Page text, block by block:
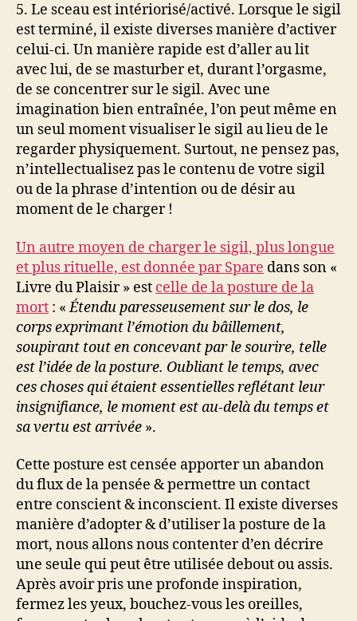
5. Le sceau est intériorisé/activé. Lorsque le sigil
est terminé, il existe diverses manière d’activer
celui-ci. Un manière rapide est d’aller au lit
avec lui, de se masturber et, durant l’orgasme,
de se concentrer sur le sigil. Avec une
imagination bien entraînée, l’on peut même en
un seul moment visualiser le sigil au lieu de le
regarder physiquement. Surtout, ne pensez pas,
n’intellectualisez pas le contenu de votre sigil
ou de la phrase d’intention ou de désir au
moment de le charger !
Un autre moyen de charger le sigil, plus longue
et plus rituelle, est donnée par Spare dans son «
Livre du Plaisir » est celle de la posture de la
mort : «Étendu paresseusement sur le dos, le
corps exprimant l’émotion du bâillement,
soupirant tout en concevant par le sourire, telle
est l’idée de la posture. Oubliant le temps, avec
ces choses qui étaient essentielles reflétant leur
insignifiance, le moment est au-delà du temps et
sa vertu est arrivée ».
Cette posture est censée apporter un abandon
du flux de la pensée & permettre un contact
entre conscient & inconscient. Il existe diverses
manière d’adopter & d’utiliser la posture de la
mort, nous allons nous contenter d’en décrire
une seule qui peut être utilisée debout ou assis.
Après avoir pris une profonde inspiration,
fermez les yeux, bouchez-vous les oreilles,